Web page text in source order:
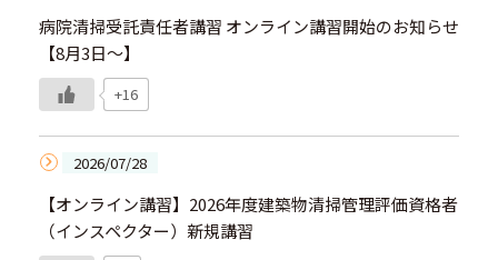
病院清掃受託責任者講習 オンライン講習開始のお知らせ
【8月3日～】
+16
2026/07/28
【オンライン講習】2026年度建築物清掃管理評価資格者
（インスペクター）新規講習